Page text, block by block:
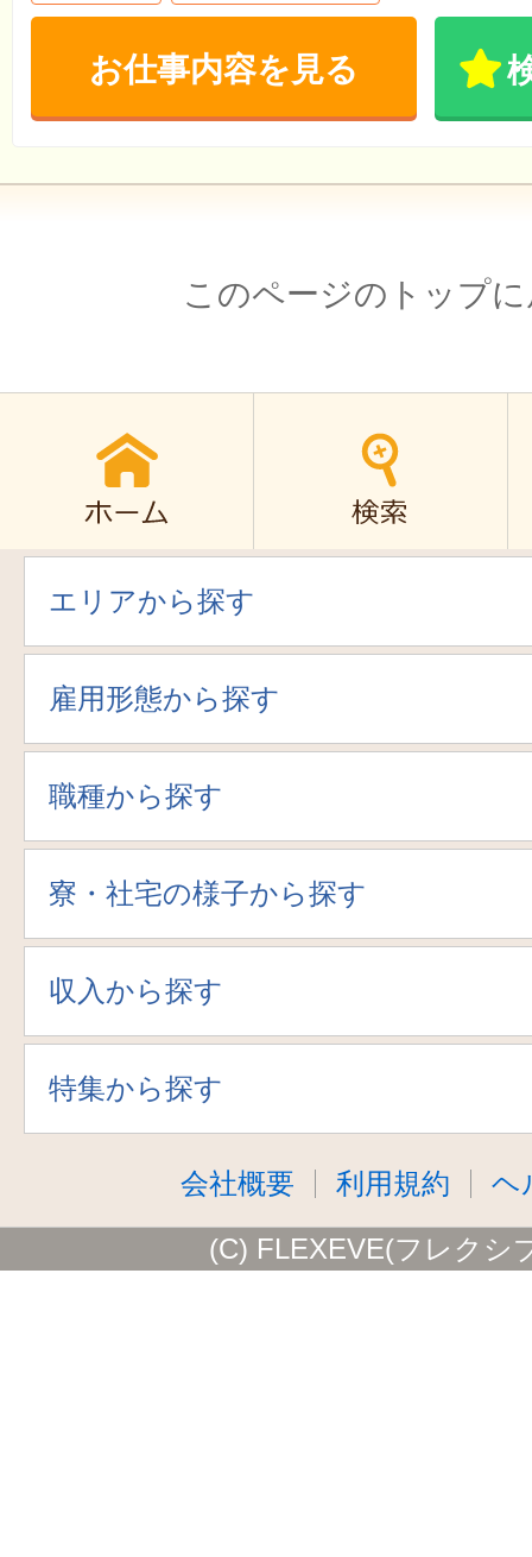
お仕事内容を見る
このページのトップ
エリアから探す
雇用形態から探す
職種から探す
寮・社宅の様子から探す
収入から探す
特集から探す
会社概要 利用規約 ヘ
(C) FLEXEVE(フレクシ